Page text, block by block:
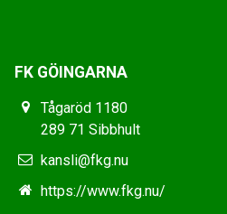
FK GÖINGARNA
Tågaröd 1180
289 71 Sibbhult
kansli@fkg.nu
https://www.fkg.nu/